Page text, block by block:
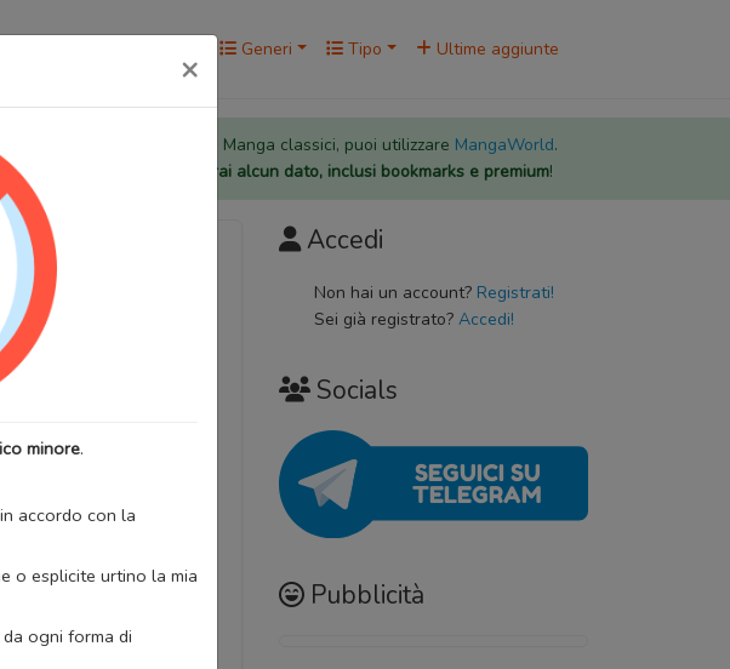
Generi Tipo Ultime aggiunte
); invece, per i Manga classici, puoi utilizzare MangaWorld.
due siti, quindi non perderai alcun dato, inclusi bookmarks e premium!
×
minore.
accordo con la
o esplicite urtino la mia
ogni forma di
(II)
no Shoujo
Accedi
Non hai un account? Registrati!
Sei già registrato? Accedi!
Socials
Pubblicità